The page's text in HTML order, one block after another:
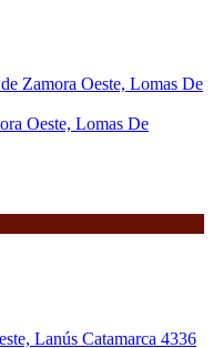
Oeste, Lomas De